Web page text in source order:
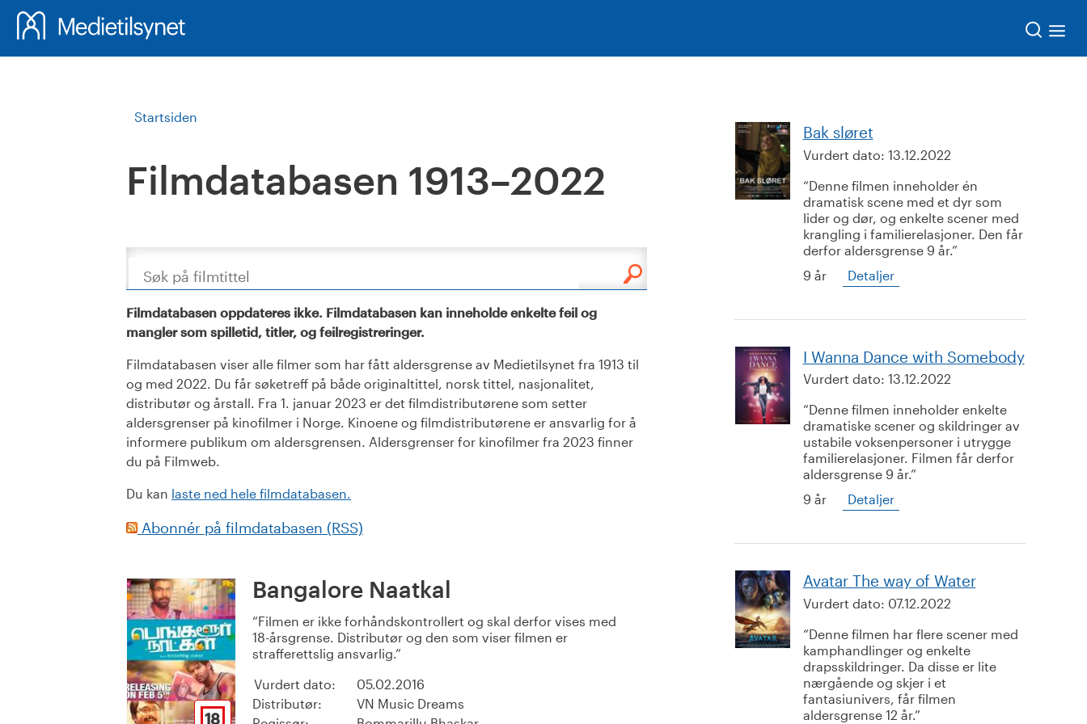
Startsiden
Filmdatabasen 1913–2022
Søk
Filmdatabasen oppdateres ikke. Filmdatabasen kan inneholde enkelte feil og
mangler som spilletid, titler, og feilregistreringer.
Filmdatabasen viser alle filmer som har fått aldersgrense av Medietilsynet fra 1913 til
og med 2022. Du får søketreff på både originaltittel, norsk tittel, nasjonalitet,
distributør og årstall. Fra 1. januar 2023 er det filmdistributørene som setter
aldersgrenser på kinofilmer i Norge. Kinoene og filmdistributørene er ansvarlig for å
informere publikum om aldersgrensen. Aldersgrenser for kinofilmer fra 2023 finner
du på Filmweb.
Du kan laste ned hele filmdatabasen.
Abonnér på filmdatabasen (RSS)
18
Bangalore Naatkal
Filmen er ikke forhåndskontrollert og skal derfor vises med
18-årsgrense. Distributør og den som viser filmen er
strafferettslig ansvarlig.
Vurdert dato:
05.02.2016
Distributør:
VN Music Dreams
Bak sløret
Vurdert dato: 13.12.2022
Denne filmen inneholder én
dramatisk scene med et dyr som
lider og dør, og enkelte scener med
krangling i familierelasjoner. Den får
derfor aldersgrense 9 år.
9 år
Detaljer
I Wanna Dance with Somebody
Vurdert dato: 13.12.2022
Denne filmen inneholder enkelte
dramatiske scener og skildringer av
ustabile voksenpersoner i utrygge
familierelasjoner. Filmen får derfor
aldersgrense 9 år.
9 år
Detaljer
Avatar The way of Water
Vurdert dato: 07.12.2022
Denne filmen har flere scener med
kamphandlinger og enkelte
drapsskildringer. Da disse er lite
nærgående og skjer i et
fantasiunivers, får filmen
aldersgrense 12 år.